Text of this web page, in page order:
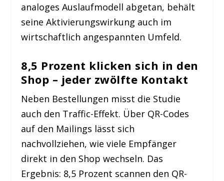
analoges Auslaufmodell abgetan, behält
seine Aktivierungswirkung auch im
wirtschaftlich angespannten Umfeld.
8,5 Prozent klicken sich in den
Shop – jeder zwölfte Kontakt
Neben Bestellungen misst die Studie
auch den Traffic-Effekt. Über QR-Codes
auf den Mailings lässt sich
nachvollziehen, wie viele Empfänger
direkt in den Shop wechseln. Das
Ergebnis: 8,5 Prozent scannen den QR-